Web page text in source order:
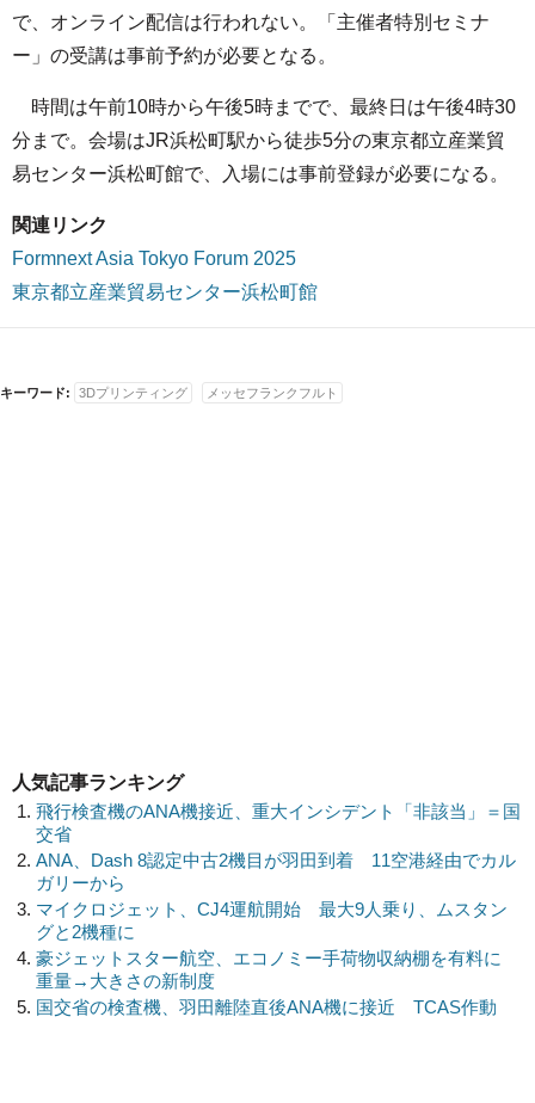
で、オンライン配信は行われない。「主催者特別セミナ
ー」の受講は事前予約が必要となる。
時間は午前10時から午後5時までで、最終日は午後4時30
分まで。会場はJR浜松町駅から徒歩5分の東京都立産業貿
易センター浜松町館で、入場には事前登録が必要になる。
関連リンク
Formnext Asia Tokyo Forum 2025
東京都立産業貿易センター浜松町館
キーワード: 3Dプリンティング メッセフランクフルト
人気記事ランキング
飛行検査機のANA機接近、重大インシデント「非該当」＝国
交省
ANA、Dash 8認定中古2機目が羽田到着 11空港経由でカル
ガリーから
マイクロジェット、CJ4運航開始 最大9人乗り、ムスタン
グと2機種に
豪ジェットスター航空、エコノミー手荷物収納棚を有料に
重量→大きさの新制度
国交省の検査機、羽田離陸直後ANA機に接近 TCAS作動